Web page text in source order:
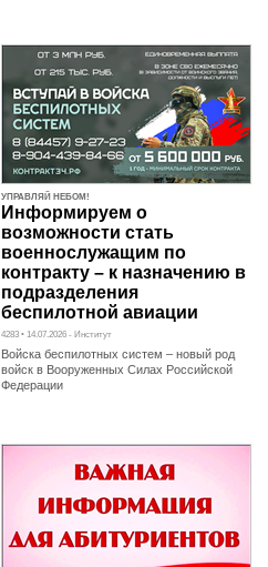
УПРАВЛЯЙ НЕБОМ!
Информируем о
возможности стать
военнослужащим по
контракту – к назначению в
подразделения
беспилотной авиации
4283 • 14.07.2026 - Институт
Войска беспилотных систем – новый род
войск в Вооруженных Силах Российской
Федерации